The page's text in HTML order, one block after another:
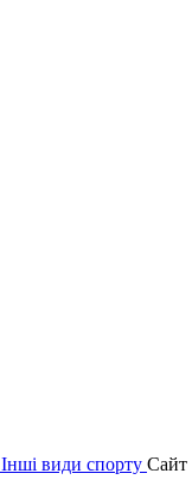
Інші види спорту Сайт